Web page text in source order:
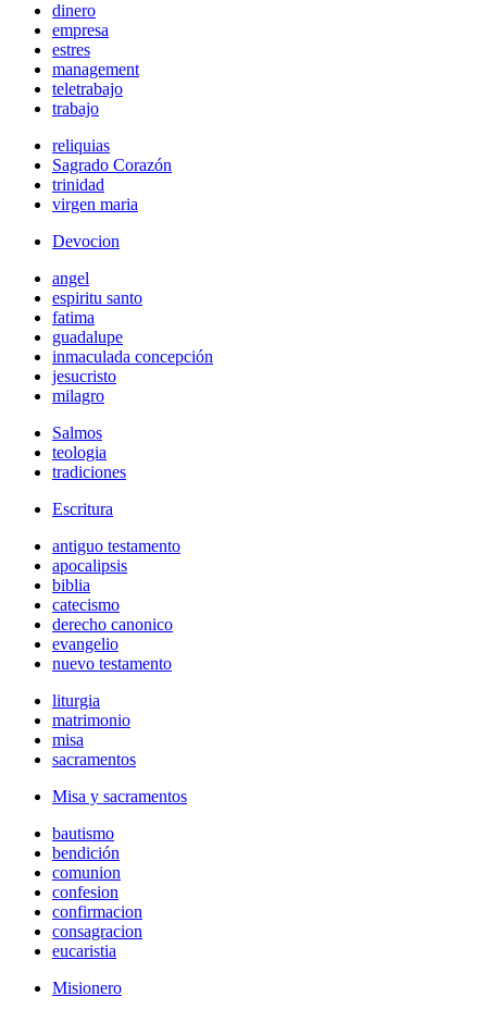
dinero
empresa
estres
management
teletrabajo
trabajo
reliquias
Sagrado Corazón
trinidad
virgen maria
Devocion
angel
espiritu santo
fatima
guadalupe
inmaculada concepción
jesucristo
milagro
Salmos
teologia
tradiciones
Escritura
antiguo testamento
apocalipsis
biblia
catecismo
derecho canonico
evangelio
nuevo testamento
liturgia
matrimonio
misa
sacramentos
Misa y sacramentos
bautismo
bendición
comunion
confesion
confirmacion
consagracion
eucaristia
Misionero